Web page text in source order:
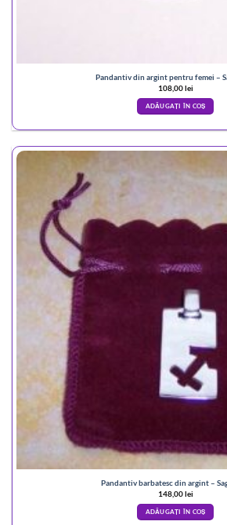
Pandantiv din argint pentru femei –
108,00lei
ADĂUGAȚI ÎN COȘ
Pandantiv barbatesc din argint –
148,00lei
ADĂUGAȚI ÎN COȘ